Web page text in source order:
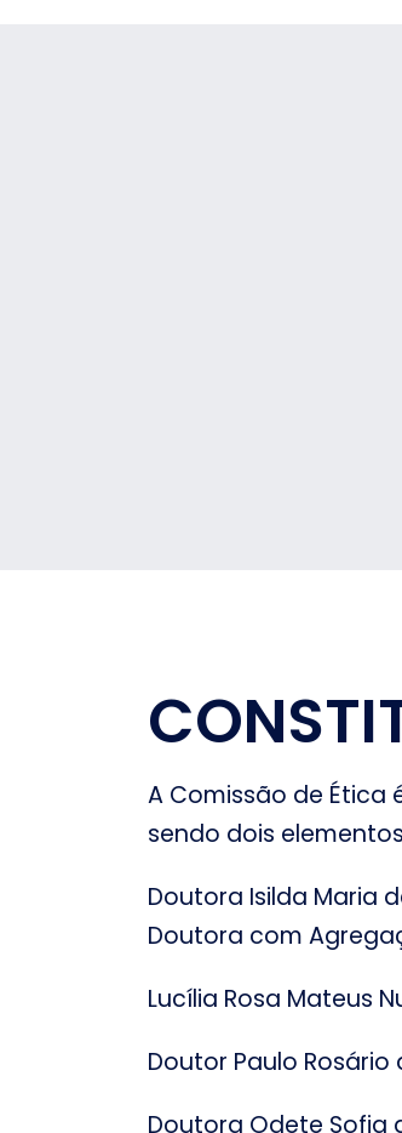
A Comissão de
sendo dois elementos
Doutora Isilda Maria
Doutora com
Lucília Rosa Mateus
Doutor Paulo
Doutora Odete Sofia